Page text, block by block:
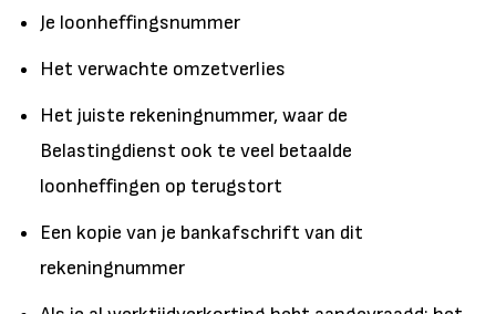
Je loonheffingsnummer
Het verwachte omzetverlies
Het juiste rekeningnummer, waar de
Belastingdienst ook te veel betaalde
loonheffingen op terugstort
Een kopie van je bankafschrift van dit
rekeningnummer